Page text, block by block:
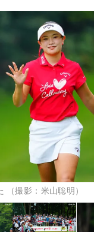
（撮影：米山聡明）